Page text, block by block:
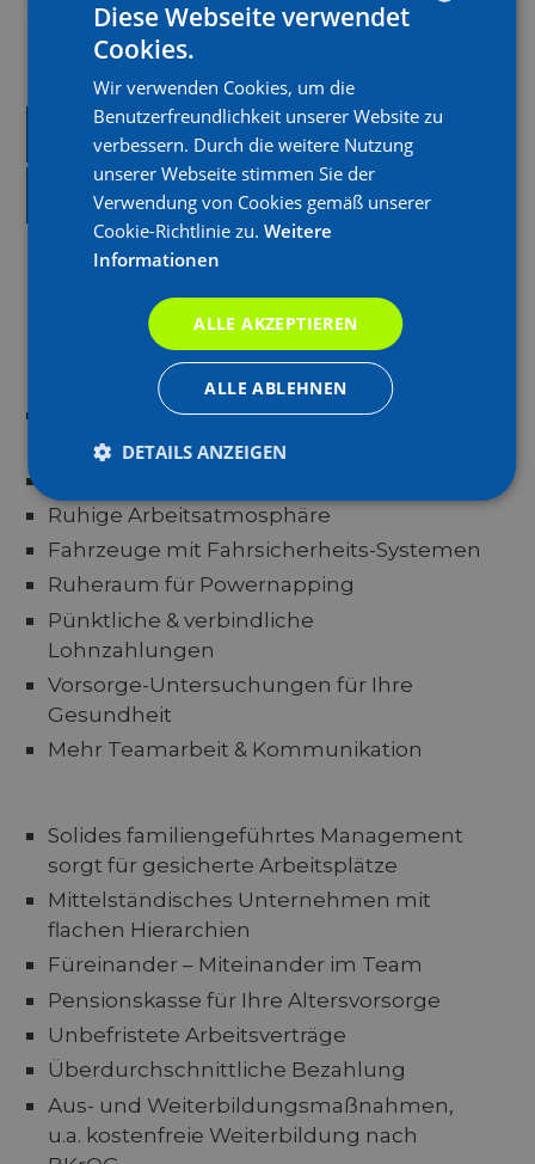
Tagesgeschäft beteiligt, egal ob als Verkäufer,
Fahrer oder Techniker. Bewirb dich jetzt bei Bay!
EXPRESS BEWERBUNG
MEHR ERFAHREN
Der Bay Standard
Gutes und modernes Equipment im
Büro und LKW
Ruhige Arbeitsatmosphäre
Fahrzeuge mit Fahrsicherheits-Systemen
Ruheraum für Powernapping
Pünktliche & verbindliche
Lohnzahlungen
Vorsorge-Untersuchungen für Ihre
Gesundheit
Mehr Teamarbeit & Kommunikation
Solides familiengeführtes Management
sorgt für gesicherte Arbeitsplätze
Mittelständisches Unternehmen mit
flachen Hierarchien
Füreinander – Miteinander im Team
Pensionskasse für Ihre Altersvorsorge
Unbefristete Arbeitsverträge
Überdurchschnittliche Bezahlung
Aus- und Weiterbildungsmaßnahmen,
u.a. kostenfreie Weiterbildung nach
Diese Webseite verwendet
Cookies.
Wir verwenden Cookies, um die
Benutzerfreundlichkeit unserer Website zu
verbessern. Durch die weitere Nutzung
unserer Webseite stimmen Sie der
Verwendung von Cookies gemäß unserer
Cookie-Richtlinie zu. Weitere
Informationen
ALLE AKZEPTIEREN
ALLE ABLEHNEN
DETAILS ANZEIGEN